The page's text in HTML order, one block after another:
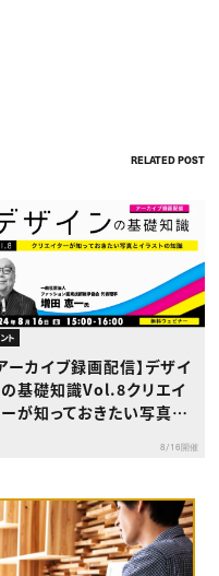
RELATED POST
ト
ーカイブ録画配信】デザイ
基礎知識Vol.8クリエイ
が知っておきたい写真と
8/16開催